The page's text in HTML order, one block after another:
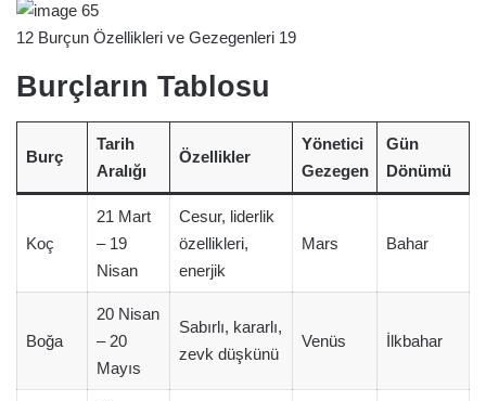
12 Burçun Özellikleri ve Gezegenleri 19
Burçların Tablosu
Burç
Tarih
Aralığı
Özellikler
Yönetici
Gezegen
Gün
Dönümü
Koç
21 Mart
– 19
Nisan
Cesur, liderlik
özellikleri,
enerjik
Mars Bahar
Boğa
20 Nisan
– 20
Mayıs
Sabırlı, kararlı,
zevk düşkünü
Venüs İlkbahar